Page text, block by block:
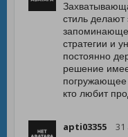
стиль делают
стратегии и
постоянно
решение
погружающее
кто любит
apti03355 31